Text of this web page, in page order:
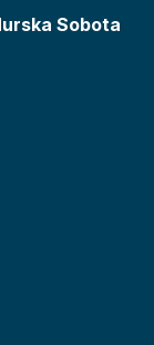
Sobota